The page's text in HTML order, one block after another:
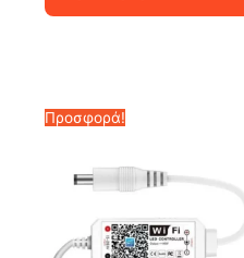
9.10€.
Προσφορά!